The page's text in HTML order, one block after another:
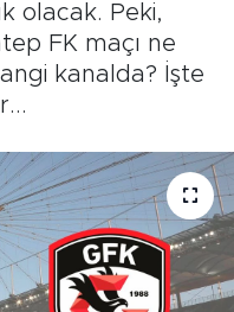
olacak. Peki,
FK maçı ne
kanalda? İşte